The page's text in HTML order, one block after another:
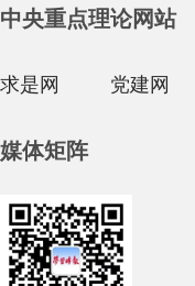
中央重点理论网站
求是网 党建网
媒体矩阵